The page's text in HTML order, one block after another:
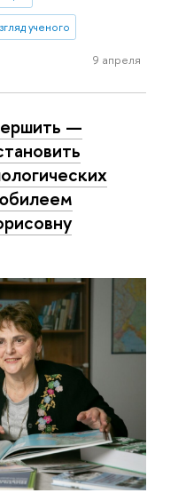
ученого
9 апреля
—